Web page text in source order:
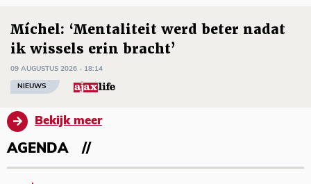
Míchel: ‘Mentaliteit werd beter nadat
ik wissels erin bracht’
09 AUGUSTUS 2026 - 18:14
NIEUWS
Bekijk meer
AGENDA